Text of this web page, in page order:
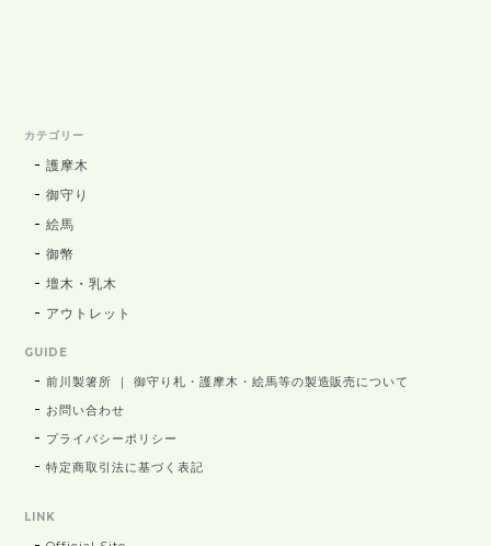
カテゴリー
護摩木
御守り
絵馬
御幣
壇木・乳木
アウトレット
GUIDE
前川製箸所 ｜ 御守り札・護摩木・絵馬等の製造販売について
お問い合わせ
プライバシーポリシー
特定商取引法に基づく表記
LINK